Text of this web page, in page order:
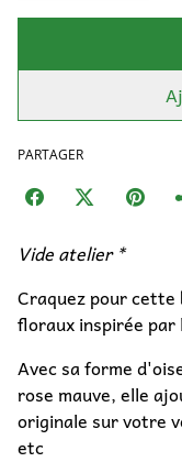
PARTAGER
Vide atelier *
Craquez pour cette
floraux inspirée
Avec sa forme
rose mauve, elle
originale sur votre
etc